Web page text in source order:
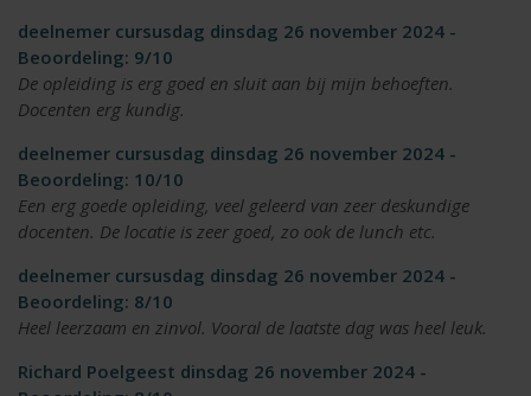
deelnemer cursusdag dinsdag 26 november 2024 -
Beoordeling: 9/10
De opleiding is erg goed en sluit aan bij mijn behoeften.
Docenten erg kundig.
deelnemer cursusdag dinsdag 26 november 2024 -
Beoordeling: 10/10
Een erg goede opleiding, veel geleerd van zeer deskundige
docenten. De locatie is zeer goed, zo ook de lunch etc.
deelnemer cursusdag dinsdag 26 november 2024 -
Beoordeling: 8/10
Heel leerzaam en zinvol. Vooral de laatste dag was heel leuk.
Richard Poelgeest dinsdag 26 november 2024 -